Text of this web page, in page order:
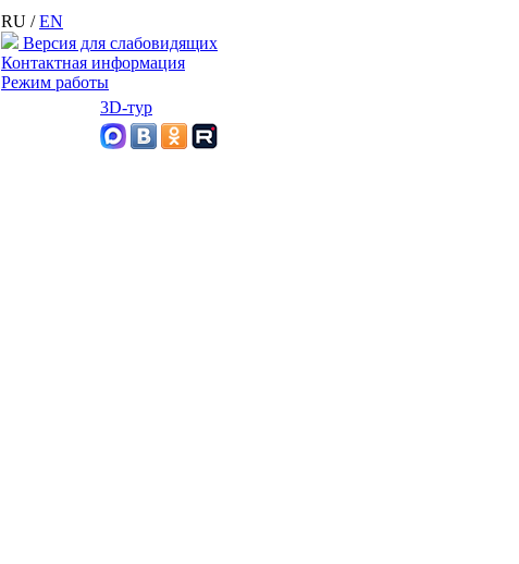
RU /EN
Версия для слабовидящих
Контактная информация
Режим работы
3D-тур